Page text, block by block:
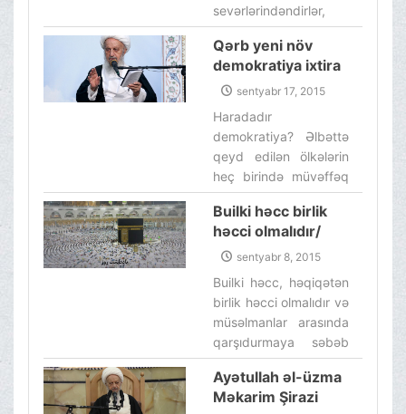
sevərlərindəndirlər,
lakin hazırkı şəraitdə
bu əməl Əhli-beyt (ə)
məktəbinə zərbə vurur
və mən özüm onun
mənfi təsirlərini
görmüşəm.‌
Qərb yeni növ
demokratiya ixtira
edib sentyabr 17, 2015
Haradadır
demokratiya? Əlbəttə
qeyd edilən ölkələrin
heç birində müvəffəq
olmayacaqlar, amma
bu yeni ixtira və
addımları, qərblilərin
demokratiya
şüarlarında nə qədər
yalançı olduqlarını
göstərir.‌
Builki həcc birlik
həcci olmalıdır/
Müsəlmanlar
həmişəkindən
daha artıq müttəfiq
olmalıdırlar
sentyabr 8, 2015
Builki həcc, həqiqətən
birlik həcci olmalıdır və
müsəlmanlar arasında
qarşıdurmaya səbəb
olan hallardan
çəkinilməlidir. Ona
görə ki, ekstremist
Ayətullah əl-üzma
Məkarim Şirazi